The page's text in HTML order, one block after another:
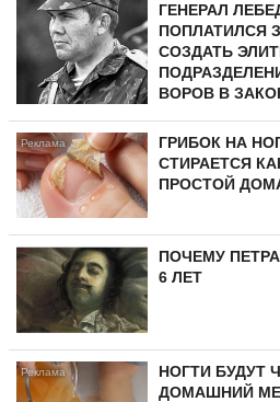
ГЕНЕРАЛ
ПОПЛАТИЛСЯ
СОЗДАТЬ
ВОРОВ В
ГРИБОК НА
СТИРАЕТСЯ
ПРОСТОЙ
ПОЧЕМУ
6 ЛЕТ
НОГТИ БУДУТ
ДОМАШНИЙ